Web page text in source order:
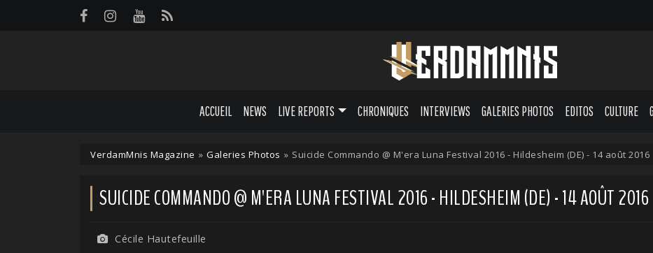
ACCUEIL NEWS LIVE REPORTS CHRONIQUES INTERVIEWS GALERIES PHOTOS EDITOS CULTURE
VerdamMnis Magazine » Galeries Photos » Suicide Commando @ M'era Luna Festival 2016 - Hildesheim (DE) - 14 août 2016
SUICIDE COMMANDO @ M'ERA LUNA FESTIVAL 2016 - HILDESHEIM (DE) - 14 AOÛT 2016
Cécile Hautefeuille
Panneau de gestion des cookies